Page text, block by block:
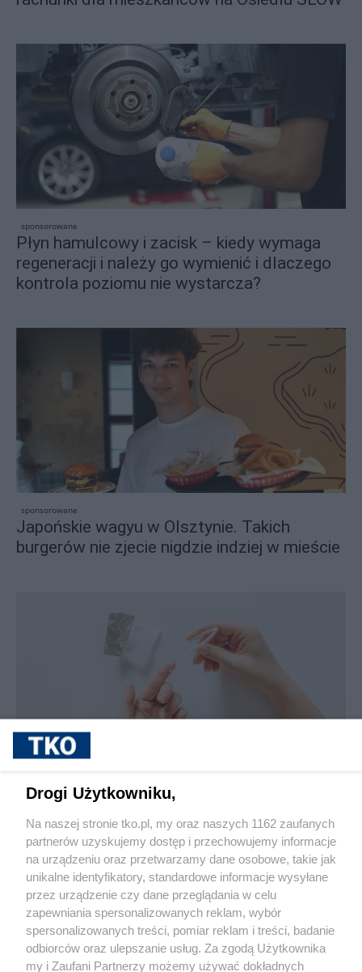
sponsorowane
Płyn hamulcowy i zacisk – kiedy wymaga
regeneracji i należy go wymienić i dlaczego
kontrola poziomu nie wystarcza?
sponsorowane
Japońskie wagyu w Olsztynie. Takich
burgerów nie zjecie nigdzie indziej w mieście
Jak rozpoznać, że soczewki kontaktowe są
Pokaż więcej
Drogi Użytkowniku,
Na naszej stronie tko.pl, my oraz naszych 1162 zaufanych
partnerów uzyskujemy dostęp i przechowujemy informacje
na urządzeniu oraz przetwarzamy dane osobowe, takie jak
unikalne identyfikatory, standardowe informacje wysyłane
przez urządzenie czy dane przeglądania w celu
zapewniania spersonalizowanych reklam, wybór
spersonalizowanych treści, pomiar reklam i treści, badanie
odbiorców oraz ulepszanie usług. Za zgodą Użytkownika
my i Zaufani Partnerzy możemy używać dokładnych